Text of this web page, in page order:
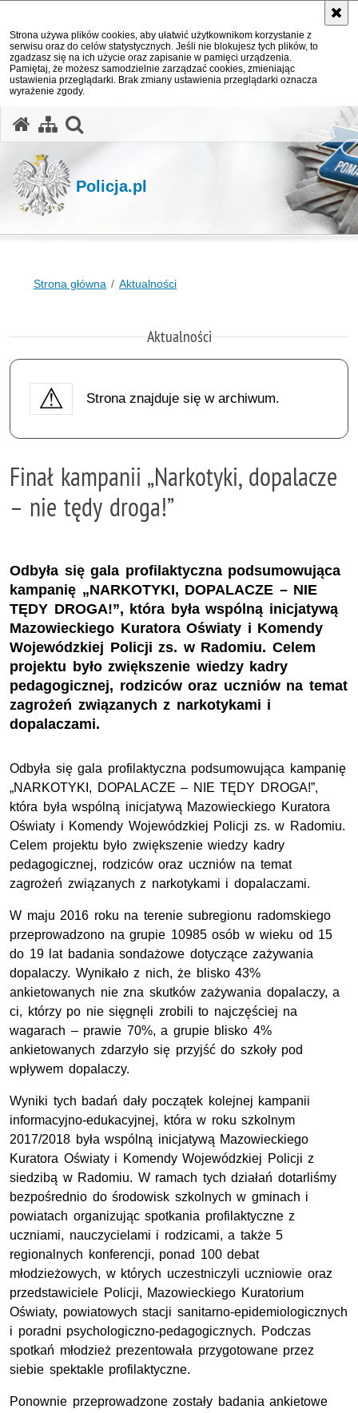
Strona używa plików cookies, aby ułatwić użytkownikom korzystanie z
serwisu oraz do celów statystycznych. Jeśli nie blokujesz tych plików, to
zgadzasz się na ich użycie oraz zapisanie w pamięci urządzenia.
Pamiętaj, że możesz samodzielnie zarządzać cookies, zmieniając
ustawienia przeglądarki. Brak zmiany ustawienia przeglądarki oznacza
wyrażenie zgody.
Policja.pl
Strona główna Aktualności
Aktualności
Strona znajduje się w archiwum.
Finał kampanii „Narkotyki, dopalacze
– nie tędy droga!”
Odbyła się gala profilaktyczna podsumowująca
kampanię „NARKOTYKI, DOPALACZE – NIE
TĘDY DROGA!”, która była wspólną inicjatywą
Mazowieckiego Kuratora Oświaty i Komendy
Wojewódzkiej Policji zs. w Radomiu. Celem
projektu było zwiększenie wiedzy kadry
pedagogicznej, rodziców oraz uczniów na temat
zagrożeń związanych z narkotykami i
dopalaczami.
Odbyła się gala profilaktyczna podsumowująca kampanię
„NARKOTYKI, DOPALACZE – NIE TĘDY DROGA!”,
która była wspólną inicjatywą Mazowieckiego Kuratora
Oświaty i Komendy Wojewódzkiej Policji zs. w Radomiu.
Celem projektu było zwiększenie wiedzy kadry
pedagogicznej, rodziców oraz uczniów na temat
zagrożeń związanych z narkotykami i dopalaczami.
W maju 2016 roku na terenie subregionu radomskiego
przeprowadzono na grupie 10985 osób w wieku od 15
do 19 lat badania sondażowe dotyczące zażywania
dopalaczy. Wynikało z nich, że blisko 43%
ankietowanych nie zna skutków zażywania dopalaczy, a
ci, którzy po nie sięgnęli zrobili to najczęściej na
wagarach – prawie 70%, a grupie blisko 4%
ankietowanych zdarzyło się przyjść do szkoły pod
wpływem dopalaczy.
Wyniki tych badań dały początek kolejnej kampanii
informacyjno-edukacyjnej, która w roku szkolnym
2017/2018 była wspólną inicjatywą Mazowieckiego
Kuratora Oświaty i Komendy Wojewódzkiej Policji z
siedzibą w Radomiu. W ramach tych działań dotarliśmy
bezpośrednio do środowisk szkolnych w gminach i
powiatach organizując spotkania profilaktyczne z
uczniami, nauczycielami i rodzicami, a także 5
regionalnych konferencji, ponad 100 debat
młodzieżowych, w których uczestniczyli uczniowie oraz
przedstawiciele Policji, Mazowieckiego Kuratorium
Oświaty, powiatowych stacji sanitarno-epidemiologicznych
i poradni psychologiczno-pedagogicznych. Podczas
spotkań młodzież prezentowała przygotowane przez
siebie spektakle profilaktyczne.
Ponownie przeprowadzone zostały badania ankietowe